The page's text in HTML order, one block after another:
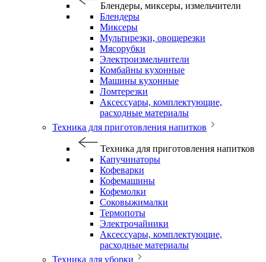
Блендеры, миксеры, измельчители
Блендеры
Миксеры
Мультирезки, овощерезки
Мясорубки
Электроизмельчители
Комбайны кухонные
Машины кухонные
Ломтерезки
Аксессуары, комплектующие,
расходные материалы
Техника для приготовления напитков
Техника для приготовления напитков
Капучинаторы
Кофеварки
Кофемашины
Кофемолки
Соковыжималки
Термопоты
Электрочайники
Аксессуары, комплектующие,
расходные материалы
Техника для уборки